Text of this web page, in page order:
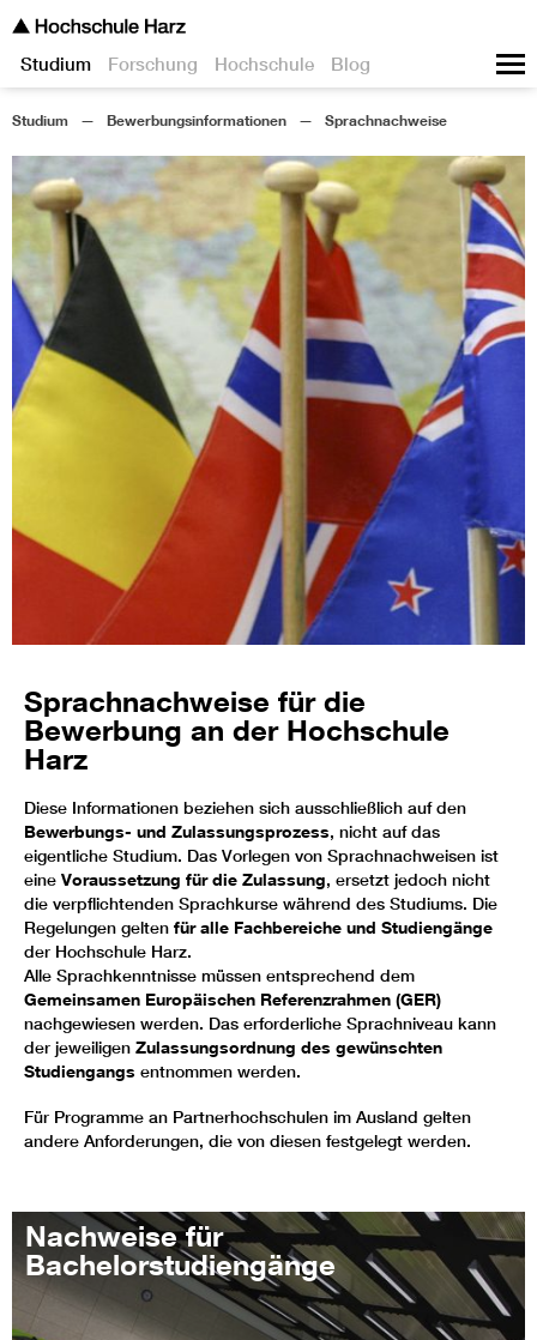
Studium Forschung Hochschule Blog
Studium Bewerbungsinformationen Sprachnachweise
Sprachnachweise für die
Bewerbung an der Hochschule
Harz
Diese Informationen beziehen sich ausschließlich auf den
Bewerbungs- und Zulassungsprozess, nicht auf das
eigentliche Studium. Das Vorlegen von Sprachnachweisen ist
eine Voraussetzung für die Zulassung, ersetzt jedoch nicht
die verpflichtenden Sprachkurse während des Studiums. Die
Regelungen gelten für alle Fachbereiche und Studiengänge
der Hochschule Harz.
Alle Sprachkenntnisse müssen entsprechend dem
Gemeinsamen Europäischen Referenzrahmen (GER)
nachgewiesen werden. Das erforderliche Sprachniveau kann
der jeweiligen Zulassungsordnung des gewünschten
Studiengangs entnommen werden.
Für Programme an Partnerhochschulen im Ausland gelten
andere Anforderungen, die von diesen festgelegt werden.
Nachweise für
Bachelorstudiengänge